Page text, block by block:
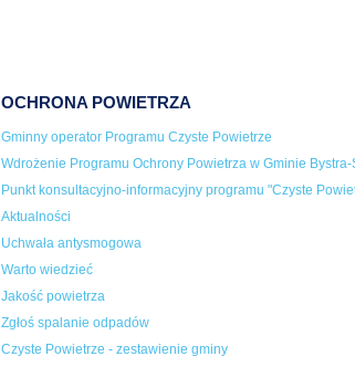
OCHRONA POWIETRZA
Gminny operator Programu Czyste Powietrze
Wdrożenie Programu Ochrony Powietrza w Gminie
Punkt konsultacyjno-informacyjny programu "Czyste
Aktualności
Uchwała antysmogowa
Warto wiedzieć
Jakość powietrza
Zgłoś spalanie odpadów
Czyste Powietrze - zestawienie gminy